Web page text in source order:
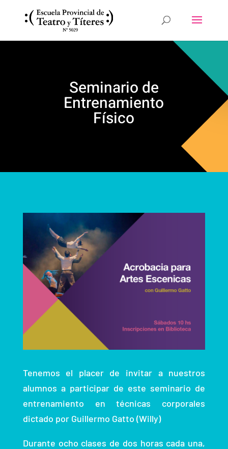
Seminario de
Entrenamiento
Físico
Tenemos el placer de invitar a nuestros
alumnos a participar de este seminario de
entrenamiento en técnicas corporales
dictado por Guillermo Gatto (Willy)
Durante ocho clases de dos horas cada una,